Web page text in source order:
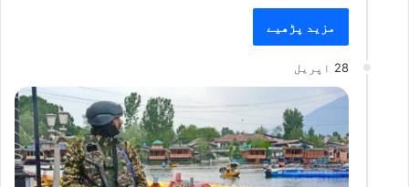
مزید پڑھیے
28 اپریل